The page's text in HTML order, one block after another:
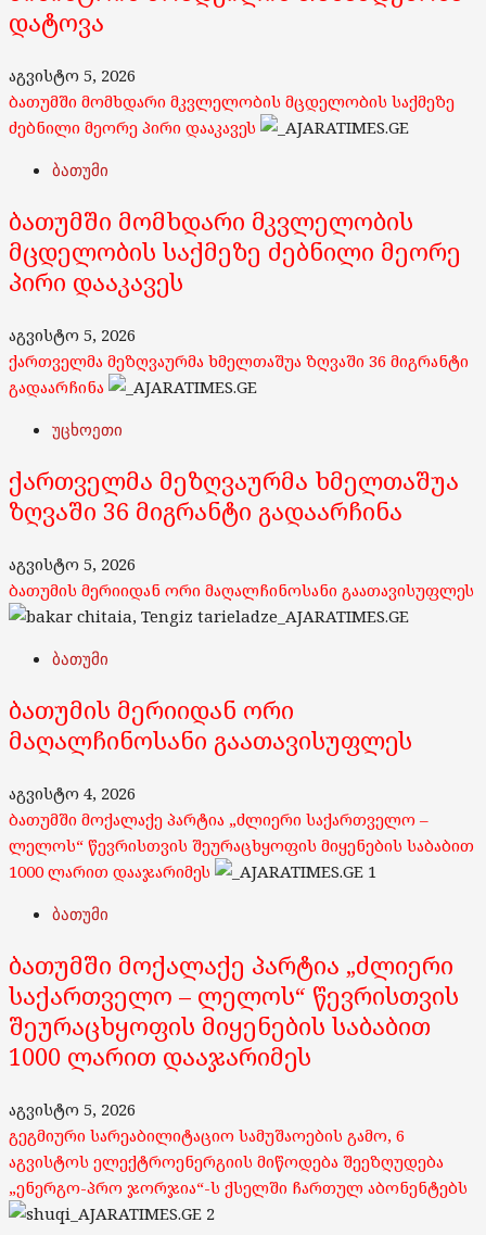
დატოვა
აგვისტო 5, 2026
ბათუმში მომხდარი მკვლელობის მცდელობის საქმეზე
ძებნილი მეორე პირი დააკავეს
ბათუმი
ბათუმში მომხდარი მკვლელობის
მცდელობის საქმეზე ძებნილი მეორე
პირი დააკავეს
აგვისტო 5, 2026
ქართველმა მეზღვაურმა ხმელთაშუა ზღვაში 36 მიგრანტი
გადაარჩინა
უცხოეთი
ქართველმა მეზღვაურმა ხმელთაშუა
ზღვაში 36 მიგრანტი გადაარჩინა
აგვისტო 5, 2026
ბათუმის მერიიდან ორი მაღალჩინოსანი გაათავისუფლეს
ბათუმი
ბათუმის მერიიდან ორი
მაღალჩინოსანი გაათავისუფლეს
აგვისტო 4, 2026
ბათუმში მოქალაქე პარტია „ძლიერი საქართველო –
ლელოს“ წევრისთვის შეურაცხყოფის მიყენების საბაბით
1000 ლარით დააჯარიმეს
1
ბათუმი
ბათუმში მოქალაქე პარტია „ძლიერი
საქართველო – ლელოს“ წევრისთვის
შეურაცხყოფის მიყენების საბაბით
1000 ლარით დააჯარიმეს
აგვისტო 5, 2026
გეგმიური სარეაბილიტაციო სამუშაოების გამო, 6
აგვისტოს ელექტროენერგიის მიწოდება შეეზღუდება
„ენერგო-პრო ჯორჯია“-ს ქსელში ჩართულ აბონენტებს
2